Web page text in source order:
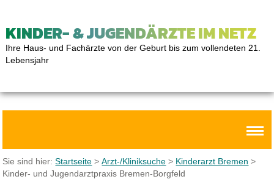
KINDER- & JUGENDÄRZTE IM NETZ
Ihre Haus- und Fachärzte von der Geburt bis zum vollendeten 21.
Lebensjahr
Sie sind hier:Startseite >Arzt-/Kliniksuche > Kinderarzt Bremen >
Kinder- und Jugendarztpraxis Bremen-Borgfeld